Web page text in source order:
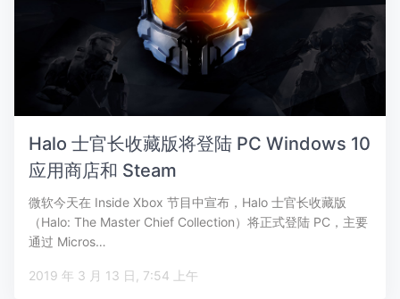
Halo 士官长收藏版将登陆 PC Windows 10
应用商店和 Steam
微软今天在 Inside Xbox 节目中宣布，Halo 士官长收藏版
（Halo: The Master Chief Collection）将正式登陆 PC，主要
通过 Micros…
2019 年 3 月 13 日, 7:54 上午